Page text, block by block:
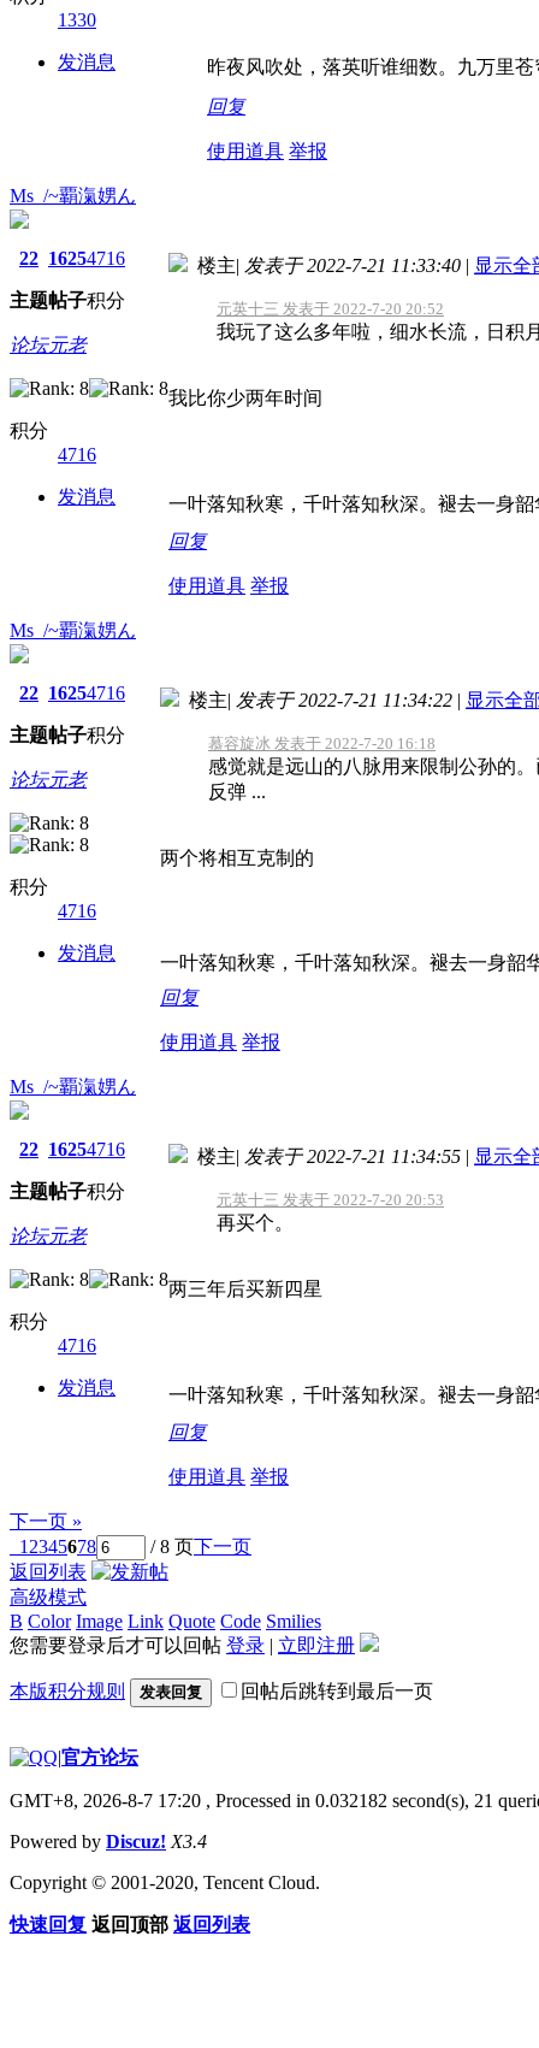
1330
发消息
昨夜风吹处，落英听谁细数。九万里
回复
使用道具 举报
Ms_/~覇滊娚ん
22
主题
1625
帖子
4716
积分
论坛元老
积分
4716
发消息
楼主| 发表于 2022-7-21 11:33:40 | 显示全
元英十三 发表于 2022-7-20 20:52
我玩了这么多年啦，细水长流，日积
我比你少两年时间
一叶落知秋寒，千叶落知秋深。褪去一身
回复
使用道具 举报
Ms_/~覇滊娚ん
22
主题
1625
帖子
4716
积分
论坛元老
积分
4716
发消息
楼主| 发表于 2022-7-21 11:34:22 | 显示全
慕容旋冰 发表于 2022-7-20 16:18
感觉就是远山的八脉用来限制公孙的
反弹 ...
两个将相互克制的
一叶落知秋寒，千叶落知秋深。褪去一身韶
回复
使用道具 举报
Ms_/~覇滊娚ん
22
主题
1625
帖子
4716
积分
论坛元老
积分
4716
发消息
楼主| 发表于 2022-7-21 11:34:55 | 显示全
元英十三 发表于 2022-7-20 20:53
再买个。
两三年后买新四星
一叶落知秋寒，千叶落知秋深。褪去一身
回复
使用道具 举报
下一页 »
1 2345678 / 8 页下一页
返回列表
高级模式
B Color Image Link Quote Code Smilies
您需要登录后才可以回帖 登录 | 立即注册
本版积分规则 发表回复 回帖后跳转到最后一页
|官方论坛
GMT+8, 2026-8-7 17:20 , Processed in 0.032182 second(s), 21
Powered by Discuz! X3.4
Copyright © 2001-2020, Tencent Cloud.
快速回复 返回顶部 返回列表